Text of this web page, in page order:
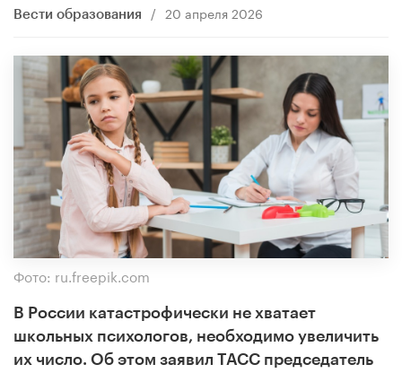
Вести образования / 20 апреля 2026
Фото: ru.freepik.com
В России катастрофически не хватает
школьных психологов, необходимо увеличить
их число. Об этом заявил ТАСС председатель